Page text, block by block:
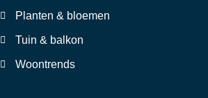
Planten & bloemen
Tuin & balkon
Woontrends